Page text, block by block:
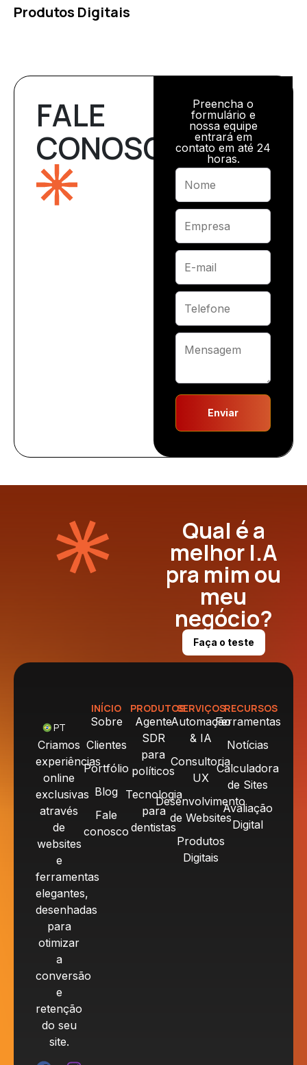
Produtos Digitais
FALE
CONOSCO
Preencha o
formulário e
nossa equipe
entrará em
contato em até 24
horas.
Enviar
Qual é a
melhor I.A
pra mim ou
meu
negócio?
Faça o teste
PT
Criamos
experiências
online
exclusivas
através
de
websites
e
ferramentas
elegantes,
desenhadas
para
otimizar
a
conversão
e
retenção
do seu
site.
INÍCIO
Sobre
Clientes
Portfólio
Blog
Fale
conosco
PRODUTOS
Agente
SDR
para
políticos
Tecnologia
para
dentistas
SERVIÇOS
Automação
& IA
Consultoria
UX
Desenvolvimento
de Websites
Produtos
Digitais
RECURSOS
Ferramentas
Notícias
Calculadora
de Sites
Avaliação
Digital